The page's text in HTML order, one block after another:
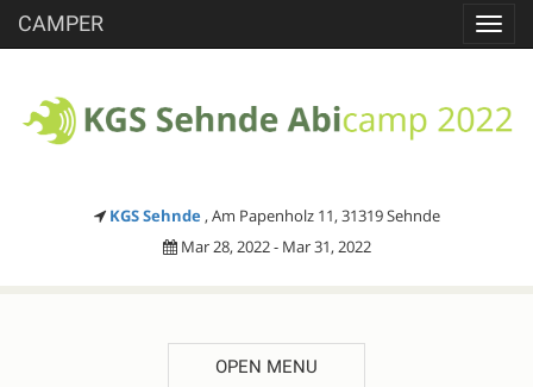
CAMPER
KGS Sehnde , Am Papenholz 11, 31319 Sehnde
Mar 28, 2022 - Mar 31, 2022
OPEN MENU